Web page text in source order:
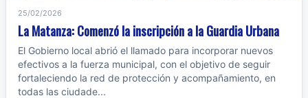
25/02/2026
La Matanza: Comenzó la inscripción a la Guardia Urbana
El Gobierno local abrió el llamado para incorporar nuevos
efectivos a la fuerza municipal, con el objetivo de seguir
fortaleciendo la red de protección y acompañamiento, en
todas las ciudade...